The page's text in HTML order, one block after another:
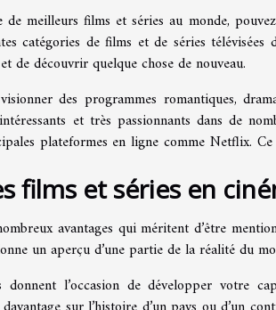
meilleurs films et séries au monde, pouvez
catégories de films et de séries
de découvrir quelque chose de nouveau.
des programmes romantiques,
et très passionnants dans de
plateformes en ligne comme Netflix.
films et séries en
avantages qui méritent d’être
un aperçu d’une partie de la réalité du
donnent l’occasion de développer votre